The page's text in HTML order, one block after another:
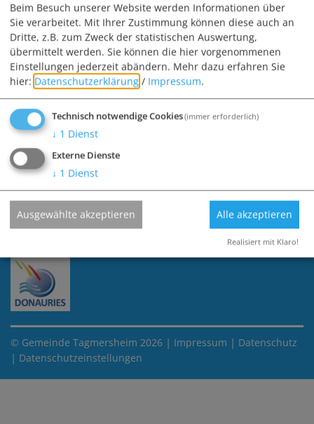
© Gemeinde Tagmersheim 2026 | Impressum | Datenschutz
| Datenschutzeinstellungen
Beim Besuch unserer Website werden Informationen über
Sie verarbeitet. Mit Ihrer Zustimmung können diese auch an
Dritte, z.B. zum Zweck der statistischen Auswertung,
übermittelt werden. Sie können die hier vorgenommenen
Einstellungen jederzeit abändern. Mehr dazu erfahren Sie
hier: Datenschutzerklärung / Impressum.
Technisch notwendige Cookies(immer erforderlich)
↓ 1 Dienst
Externe Dienste
↓ 1 Dienst
Ausgewählte akzeptieren Alle akzeptieren
Realisiert mit Klaro!